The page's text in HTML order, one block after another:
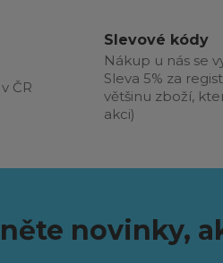
ČR
Slevové kódy
Nákup u nás se
Sleva 5% za
většinu zboží,
akci)
novinky,